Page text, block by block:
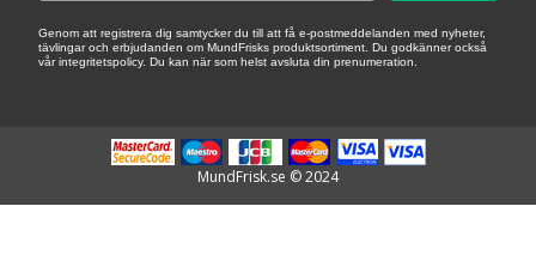
Genom att registrera dig samtycker du till att få e-postmeddelanden med nyheter,
tävlingar och erbjudanden om MundFrisks produktsortiment. Du godkänner också
vår integritetspolicy. Du kan när som helst avsluta din prenumeration.
MundFrisk.se © 2024